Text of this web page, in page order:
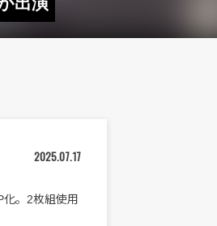
2025.07.17
。2枚組使用